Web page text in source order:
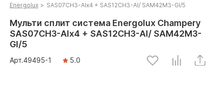
Energolux > SAS07CH3-AIx4 + SAS12CH3-AI/ SAM42M3-GI/5
Мульти сплит система Energolux Champery
SAS07CH3-AIx4 + SAS12CH3-AI/ SAM42M3-
GI/5
Арт.49495-1 5.0